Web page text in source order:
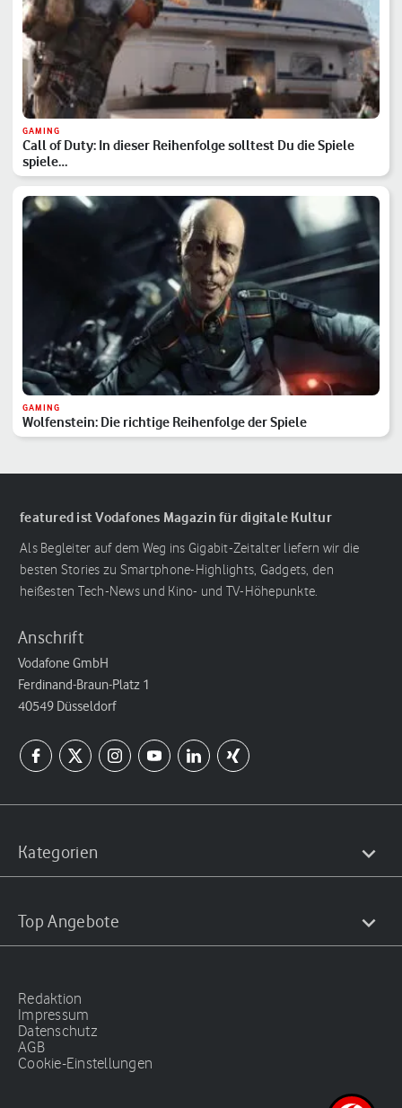
GAMING
Call of Duty: In dieser Reihenfolge solltest Du die Spiele
spiele…
GAMING
Wolfenstein: Die richtige Reihenfolge der Spiele
featured ist Vodafones Magazin für digitale Kultur
Als Begleiter auf dem Weg ins Gigabit-Zeitalter liefern wir die
besten Stories zu Smartphone-Highlights, Gadgets, den
heißesten Tech-News und Kino- und TV-Höhepunkte.
Anschrift
Vodafone GmbH
Ferdinand-Braun-Platz 1
40549 Düsseldorf
Kategorien
Top Angebote
Redaktion
Impressum
Datenschutz
AGB
Cookie-Einstellungen